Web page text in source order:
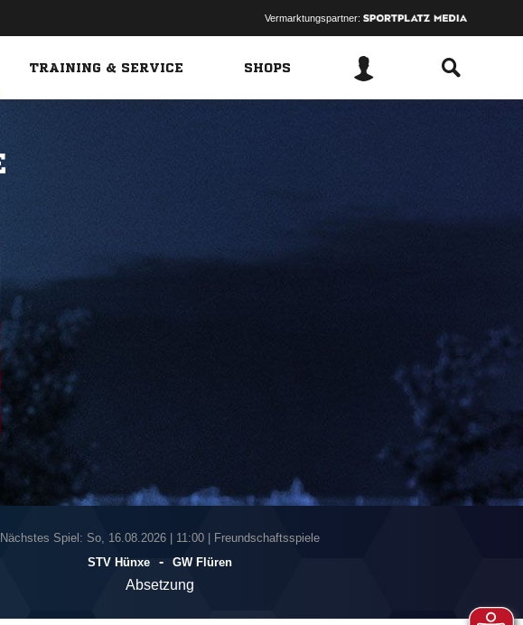
Vermarktungspartner:
TRAINING & SERVICE SHOPS
Nächstes Spiel: So, 16.08.2026
11:00 | Freundschaftsspiele
STV Hünxe
- GW Flüren
Absetzung